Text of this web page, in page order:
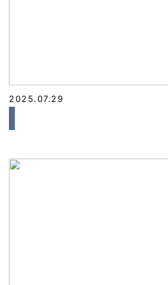
2025.07.29